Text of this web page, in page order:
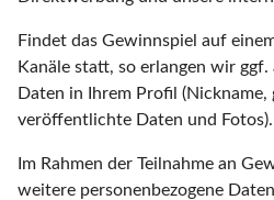
Findet das Gewinnspiel auf
Kanäle statt, so erlangen wir
Daten in Ihrem Profil
veröffentlichte Daten und Fotos).
Im Rahmen der Teilnahme an
weitere personenbezogene